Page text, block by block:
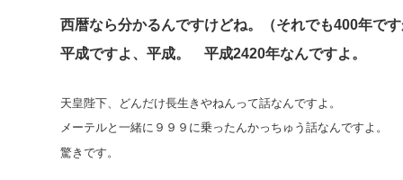
西暦なら分かるんですけどね。（それでも400年で
平成ですよ、平成。 平成2420年なんですよ。
天皇陛下、どんだけ長生きやねんって話なんですよ。
メーテルと一緒に９９９に乗ったんかっちゅう話なんですよ。
驚きです。